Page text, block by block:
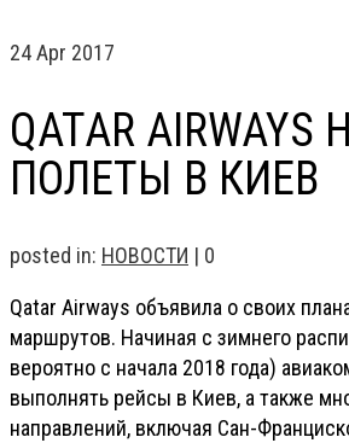
24Apr 2017
QATAR
ПОЛЕТЫ В КИЕВ
posted in: НОВОСТИ | 0
Qatar Airways объявила о своих
маршрутов. Начиная с зимнего
вероятно с начала 2018 года)
выполнять рейсы в Киев, а также
направлений, включая Сан-